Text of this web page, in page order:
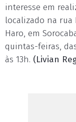
interesse em
localizado na rua
Haro, em
quintas-feiras,
às 13h. (Livian